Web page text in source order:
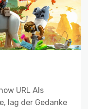
URL Als
lag der Gedanke